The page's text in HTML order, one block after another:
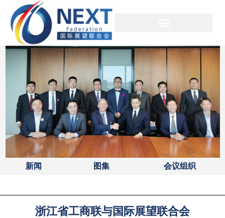
新闻 图集 会议组织
浙江省工商联与国际展望联合会